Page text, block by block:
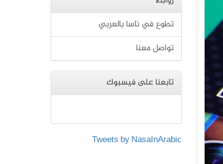
تطوع في ناسا بالعربي
تواصل معنا
تابعنا على فيسبوك
Tweets by NasaInArabic